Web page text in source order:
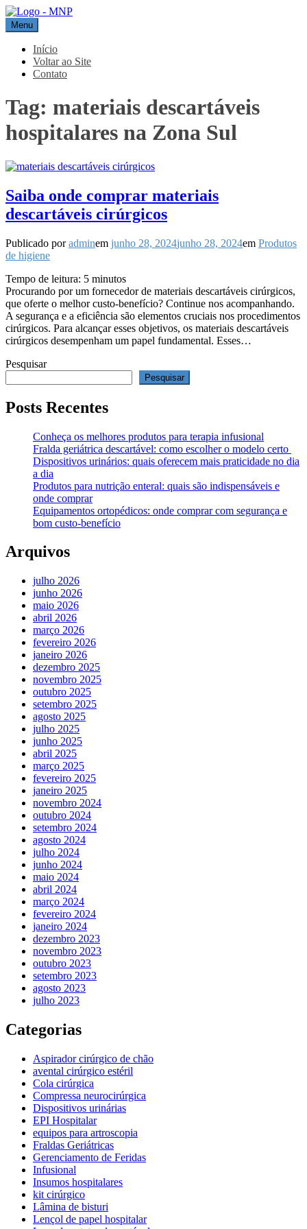
Pular
para
o
conteúdo
MNP
Blog
Menu
Início
Voltar ao Site
Contato
Tag: materiais descartáveis
hospitalares na Zona Sul
Saiba onde comprar materiais
descartáveis cirúrgicos
Publicado poradminem junho 28, 2024junho 28, 2024em Produtos
de higiene
Tempo de leitura: 5 minutos
Procurando por um fornecedor de materiais descartáveis cirúrgicos,
que oferte o melhor custo-benefício? Continue nos acompanhando.
A segurança e a eficiência são elementos cruciais nos procedimentos
cirúrgicos. Para alcançar esses objetivos, os materiais descartáveis
cirúrgicos desempenham um papel fundamental. Esses…
Pesquisar
Pesquisar
Posts Recentes
Conheça os melhores produtos para terapia infusional
Fralda geriátrica descartável: como escolher o modelo certo
Dispositivos urinários: quais oferecem mais praticidade no dia
a dia
Produtos para nutrição enteral: quais são indispensáveis e
onde comprar
Equipamentos ortopédicos: onde comprar com segurança e
bom custo-benefício
Arquivos
julho 2026
junho 2026
maio 2026
abril 2026
março 2026
fevereiro 2026
janeiro 2026
dezembro 2025
novembro 2025
outubro 2025
setembro 2025
agosto 2025
julho 2025
junho 2025
abril 2025
março 2025
fevereiro 2025
janeiro 2025
novembro 2024
outubro 2024
setembro 2024
agosto 2024
julho 2024
junho 2024
maio 2024
abril 2024
março 2024
fevereiro 2024
janeiro 2024
dezembro 2023
novembro 2023
outubro 2023
setembro 2023
agosto 2023
julho 2023
Categorias
Aspirador cirúrgico de chão
avental cirúrgico estéril
Cola cirúrgica
Compressa neurocirúrgica
Dispositivos urinárias
EPI Hospitalar
equipos para artroscopia
Fraldas Geriátricas
Gerenciamento de Feridas
Infusional
Insumos hospitalares
kit cirúrgico
Lâmina de bisturi
Lençol de papel hospitalar